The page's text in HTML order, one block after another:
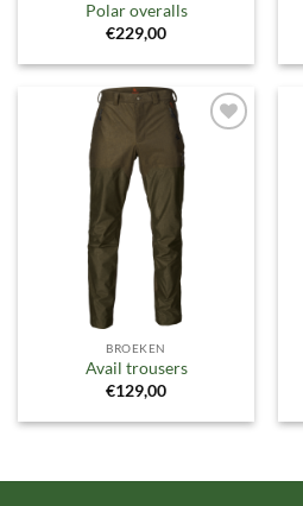
Polar overalls
€229,00
Toevoegen
verlanglijst
BROEKEN
Avail trousers
€129,00